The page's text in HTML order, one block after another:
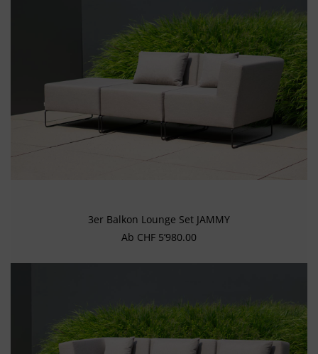
3er Balkon Lounge Set JAMMY
Regulärer Preis:
Ab CHF 5’980.00